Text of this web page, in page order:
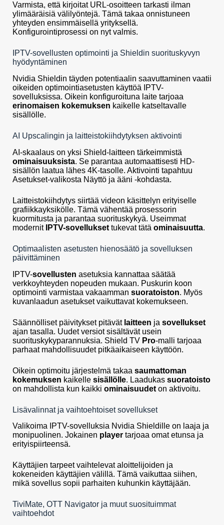
Varmista, että kirjoitat URL-osoitteen tarkasti ilman
ylimääräisiä välilyöntejä. Tämä takaa onnistuneen
yhteyden ensimmäisellä yrityksellä.
Konfigurointiprosessi on nyt valmis.
IPTV-sovellusten optimointi ja Shieldin suorituskyvyn
hyödyntäminen
Nvidia Shieldin täyden potentiaalin saavuttaminen vaatii
oikeiden optimointiasetusten käyttöä IPTV-
sovelluksissa. Oikein konfiguroituna laite tarjoaa
erinomaisen kokemuksen kaikelle katseltavalle
sisällölle.
AI Upscalingin ja laitteistokiihdytyksen aktivointi
AI-skaalaus on yksi Shield-laitteen tärkeimmistä
ominaisuuksista. Se parantaa automaattisesti HD-
sisällön laatua lähes 4K-tasolle. Aktivointi tapahtuu
Asetukset-valikosta Näyttö ja ääni -kohdasta.
Laitteistokiihdytys siirtää videon käsittelyn erityiselle
grafiikkayksikölle. Tämä vähentää prosessorin
kuormitusta ja parantaa suorituskykyä. Useimmat
modernit IPTV-sovellukset tukevat tätä ominaisuutta.
Optimaalisten asetusten hienosäätö ja sovelluksen
päivittäminen
IPTV-sovellusten asetuksia kannattaa säätää
verkkoyhteyden nopeuden mukaan. Puskurin koon
optimointi varmistaa vakaamman suoratoiston. Myös
kuvanlaadun asetukset vaikuttavat kokemukseen.
Säännölliset päivitykset pitävät laitteen ja sovellukset
ajan tasalla. Uudet versiot sisältävät usein
suorituskykyparannuksia. Shield TV Pro-malli tarjoaa
parhaat mahdollisuudet pitkäaikaiseen käyttöön.
Oikein optimoitu järjestelmä takaa saumattoman
kokemuksen kaikelle sisällölle. Laadukas suoratoisto
on mahdollista kun kaikki ominaisuudet on aktivoitu.
Lisävalinnat ja vaihtoehtoiset sovellukset
Valikoima IPTV-sovelluksia Nvidia Shieldille on laaja ja
monipuolinen. Jokainen player tarjoaa omat etunsa ja
erityispiirteensä.
Käyttäjien tarpeet vaihtelevat aloittelijoiden ja
kokeneiden käyttäjien välillä. Tämä vaikuttaa siihen,
mikä sovellus sopii parhaiten kuhunkin käyttäjään.
TiviMate, OTT Navigator ja muut suosituimmat
vaihtoehdot